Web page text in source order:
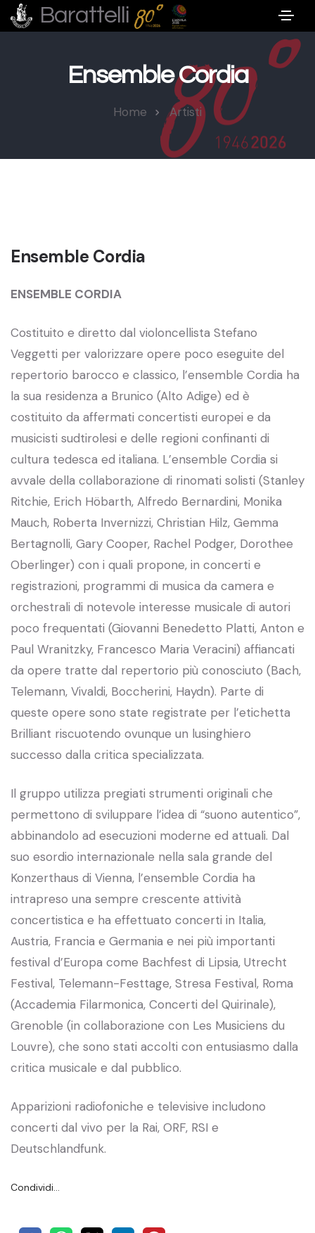
Barattelli
Ensemble Cordia
Home Artisti
Ensemble Cordia
ENSEMBLE CORDIA
Costituito e diretto dal violoncellista Stefano
Veggetti per valorizzare opere poco eseguite del
repertorio barocco e classico, l’ensemble Cordia ha
la sua residenza a Brunico (Alto Adige) ed è
costituito da affermati concertisti europei e da
musicisti sudtirolesi e delle regioni confinanti di
cultura tedesca ed italiana. L’ensemble Cordia si
avvale della collaborazione di rinomati solisti (Stanley
Ritchie, Erich Höbarth, Alfredo Bernardini, Monika
Mauch, Roberta Invernizzi, Christian Hilz, Gemma
Bertagnolli, Gary Cooper, Rachel Podger, Dorothee
Oberlinger) con i quali propone, in concerti e
registrazioni, programmi di musica da camera e
orchestrali di notevole interesse musicale di autori
poco frequentati (Giovanni Benedetto Platti, Anton e
Paul Wranitzky, Francesco Maria Veracini) affiancati
da opere tratte dal repertorio più conosciuto (Bach,
Telemann, Vivaldi, Boccherini, Haydn). Parte di
queste opere sono state registrate per l’etichetta
Brilliant riscuotendo ovunque un lusinghiero
successo dalla critica specializzata.
Il gruppo utilizza pregiati strumenti originali che
permettono di sviluppare l’idea di “suono autentico”,
abbinandolo ad esecuzioni moderne ed attuali. Dal
suo esordio internazionale nella sala grande del
Konzerthaus di Vienna, l’ensemble Cordia ha
intrapreso una sempre crescente attività
concertistica e ha effettuato concerti in Italia,
Austria, Francia e Germania e nei più importanti
festival d’Europa come Bachfest di Lipsia, Utrecht
Festival, Telemann-Festtage, Stresa Festival, Roma
(Accademia Filarmonica, Concerti del Quirinale),
Grenoble (in collaborazione con Les Musiciens du
Louvre), che sono stati accolti con entusiasmo dalla
critica musicale e dal pubblico.
Apparizioni radiofoniche e televisive includono
concerti dal vivo per la Rai, ORF, RSI e
Deutschlandfunk.
Condividi…